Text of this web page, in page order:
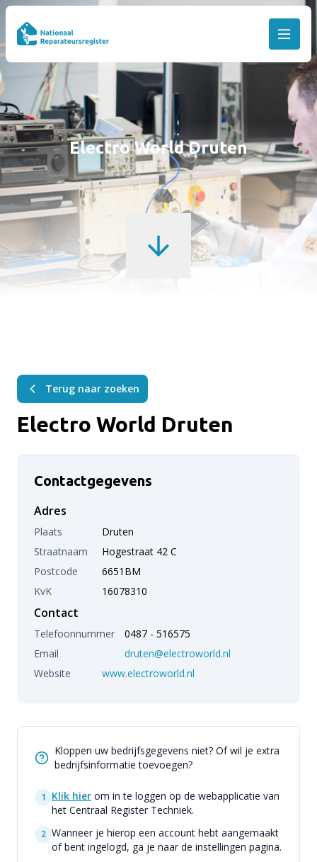
Electro World Druten
Terug naar zoeken
Electro World Druten
Contactgegevens
Adres
Plaats
Druten
Straatnaam
Hogestraat 42 C
Postcode
6651BM
KvK
16078310
Contact
Telefoonnummer
0487 - 516575
Email
druten@electroworld.nl
Website
www.electroworld.nl
Kloppen uw bedrijfsgegevens niet? Of wil je extra
bedrijfsinformatie toevoegen?
1 Klik hier om in te loggen op de webapplicatie van
het Centraal Register Techniek.
2 Wanneer je hierop een account hebt aangemaakt
of bent ingelogd, ga je naar de instellingen pagina.